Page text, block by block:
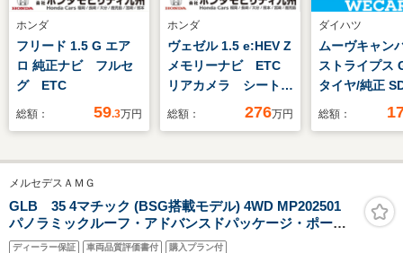
ホンダ
フリード 1.5 G エア
ロ 純正ナビ フルセ
グ ETC
総額： 59.3万円
ホンダ
ヴェゼル 1.5 e:HEV Z
メモリーナビ ETC
リアカメラ シートヒ
総額： 276万円
ダイハツ
ムーヴキャン
ストライプス
タイヤ/純正
衝突安全装置/
モニター/車線
ドランプ
LED/
総額：
メルセデスＡＭＧ
GLB 35 4マチック (BSG搭載モデル) 4WD MP202501
パノラミックルーフ・アドバンスドパッケージ・ポーラ
ホワイト・(2501)
ディーラー保証 車両品質評価書付 購入プラン付